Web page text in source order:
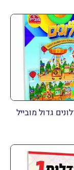
מובייל